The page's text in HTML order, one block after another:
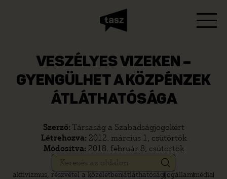
VESZÉLYES VIZEKEN –
GYENGÜLHET A KÖZPÉNZEK
ÁTLÁTHATÓSÁGA
Szerző: Társaság a Szabadságjogokért
Létrehozva: 2012. március 1, csütörtök
Módosítva: 2018. február 8, csütörtök
aktivizmus, részvétel a közéletbenátláthatóságjogállammédia